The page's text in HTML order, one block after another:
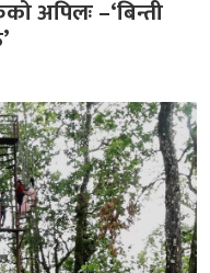
अपिलः –‘बिन्ती